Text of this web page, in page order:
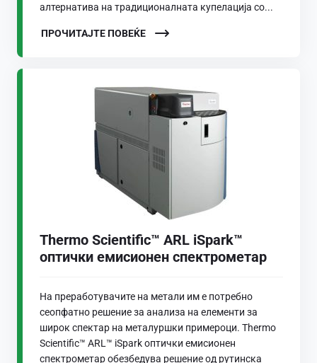
алтернатива на традиционалната купелација со...
ПРОЧИТАЈТЕ ПОВЕЌЕ
Thermo Scientific™ ARL iSpark™
оптички емисионен спектрометар
На преработувачите на метали им е потребно
сеопфатно решение за анализа на елементи за
широк спектар на металуршки примероци. Thermo
Scientific™ ARL™ iSpark оптички емисионен
спектрометар обезбедува решение од рутинска